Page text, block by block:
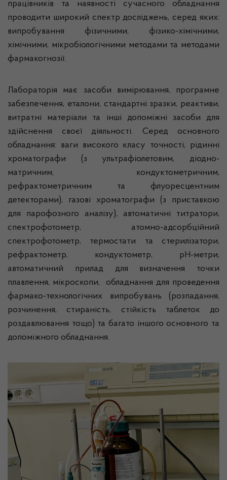
працівників та наявності сучасного обладнання
проводити широкий спектр досліджень, серед яких:
випробування фізичними, фізико-хімічними,
хімічними, мікробіологічними методами та методами
фармакогнозії.
Лабораторія має засоби вимірювання, програмне
забезпечення, еталони, стандартні зразки, реактиви,
витратні матеріали та інші допоміжні засоби для
здійснення своєї діяльності. Серед основного
обладнання: ваги високого класу точності, рідинні
хроматографи (з ультрафіолетовим, діодно-
матричним, кондуктометричним,
рефрактометричним та флуоресцентним
детекторами), газові хроматографи (з приставкою
для парофозного аналізу), автоматичні титратори,
спектрофотометр, атомно-адсорбційний
спектрофотометр, термостати та стерилізатори,
рефрактометр, кондуктометр, рН-метри,
автоматичний прилад для визначення точки
плавлення, мікроскопи, обладнання для проведення
фармако-технологічних випробувань (розпадання,
розчинення, стираність, стійкість таблеток до
роздавлювання тощо) та багато іншого основного та
допоміжного обладнання.